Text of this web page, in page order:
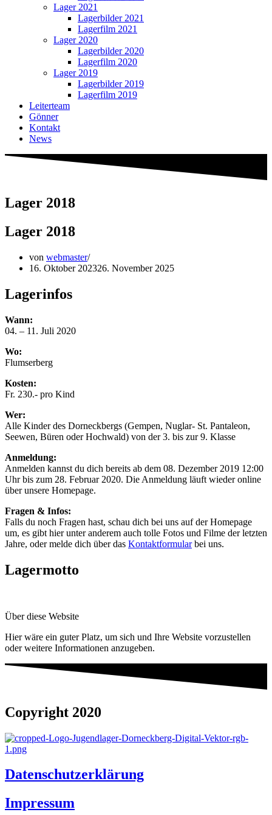
Lager 2021
Lagerbilder 2021
Lagerfilm 2021
Lager 2020
Lagerbilder 2020
Lagerfilm 2020
Lager 2019
Lagerbilder 2019
Lagerfilm 2019
Leiterteam
Gönner
Kontakt
News
Lager 2018
Lager 2018
von webmaster
16. Oktober 202326. November 2025
Lagerinfos
Wann:
04. – 11. Juli 2020
Wo:
Flumserberg
Kosten:
Fr. 230.- pro Kind
Wer:
Alle Kinder des Dorneckbergs (Gempen, Nuglar- St. Pantaleon,
Seewen, Büren oder Hochwald) von der 3. bis zur 9. Klasse
Anmeldung:
Anmelden kannst du dich bereits ab dem 08. Dezember 2019 12:00
Uhr bis zum 28. Februar 2020. Die Anmeldung läuft wieder online
über unsere Homepage.
Fragen & Infos:
Falls du noch Fragen hast, schau dich bei uns auf der Homepage
um, es gibt hier unter anderem auch tolle Fotos und Filme der letzten
Jahre, oder melde dich über das Kontaktformularbei uns.
Lagermotto
Über diese Website
Hier wäre ein guter Platz, um sich und Ihre Website vorzustellen
oder weitere Informationen anzugeben.
Copyright 2020
Datenschutzerklärung
Impressum